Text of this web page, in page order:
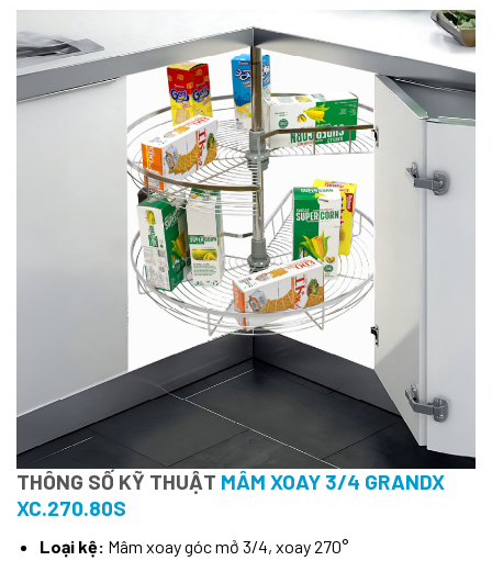
THÔNG SỐ KỸ THUẬT MÂM XOAY 3/4 GRANDX
XC.270.80S
Loại kệ: Mâm xoay góc mở 3/4, xoay 270°